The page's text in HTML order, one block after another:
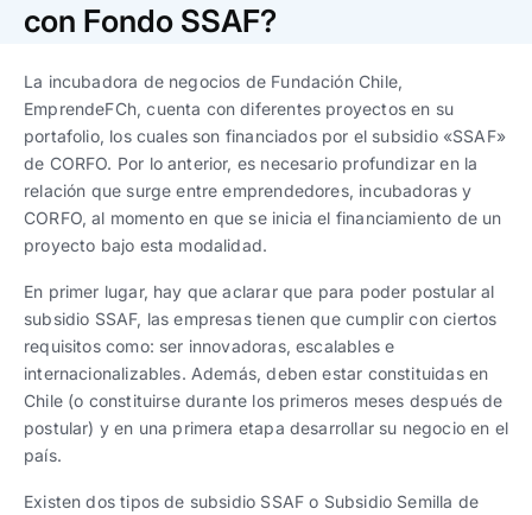
Trabaja con nosotros
Ver todo
Español
Ver todas
English
Ver todas
English
progresivos de gestión
Ver todos
Español
Español|English
Español|English
con Fondo SSAF?
La incubadora de negocios de Fundación Chile,
EmprendeFCh, cuenta con diferentes proyectos en su
portafolio, los cuales son financiados por el subsidio «SSAF»
de CORFO. Por lo anterior, es necesario profundizar en la
relación que surge entre emprendedores, incubadoras y
CORFO, al momento en que se inicia el financiamiento de un
proyecto bajo esta modalidad.
En primer lugar, hay que aclarar que para poder postular al
subsidio SSAF, las empresas tienen que cumplir con ciertos
requisitos como: ser innovadoras, escalables e
internacionalizables. Además, deben estar constituidas en
Chile (o constituirse durante los primeros meses después de
postular) y en una primera etapa desarrollar su negocio en el
país.
Existen dos tipos de subsidio SSAF o Subsidio Semilla de